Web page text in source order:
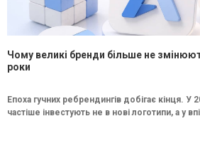
Чому великі бренди більше не
роки
Епоха гучних ребрендингів добігає кінця. У
частіше інвестують не в нові логотипи, а у